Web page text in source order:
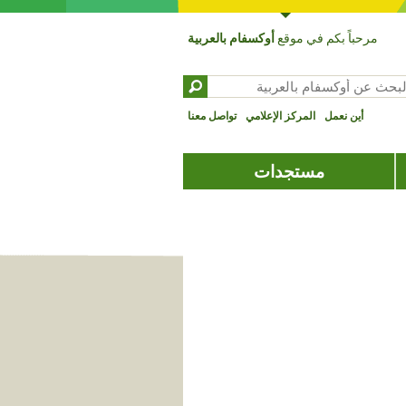
مرحباً بكم في موقع أوكسفام بالعربية
البحث
عن
أين نعمل المركز الإعلامي تواصل معنا
مستجدات